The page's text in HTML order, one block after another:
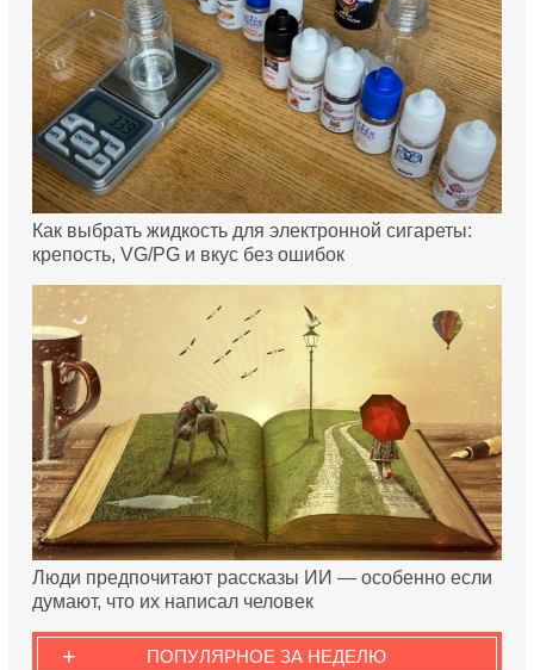
Как выбрать жидкость для электронной сигареты:
крепость, VG/PG и вкус без ошибок
Люди предпочитают рассказы ИИ — особенно если
думают, что их написал человек
ПОПУЛЯРНОЕ ЗА НЕДЕЛЮ
+